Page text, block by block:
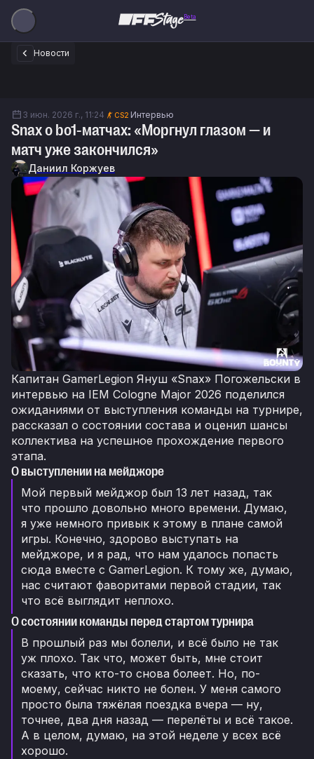
Beta
Новости
3 июн. 2026 г., 11:24 CS2 Интервью
Snax о bo1-матчах: «Моргнул глазом — и
матч уже закончился»
Даниил Коржуев
Капитан GamerLegion Януш «Snax» Погожельски в
интервью на IEM Cologne Major 2026 поделился
ожиданиями от выступления команды на турнире,
рассказал о состоянии состава и оценил шансы
коллектива на успешное прохождение первого
этапа.
О выступлении на мейджоре
Мой первый мейджор был 13 лет назад, так
что прошло довольно много времени. Думаю,
я уже немного привык к этому в плане самой
игры. Конечно, здорово выступать на
мейджоре, и я рад, что нам удалось попасть
сюда вместе с GamerLegion. К тому же, думаю,
нас считают фаворитами первой стадии, так
что всё выглядит неплохо.
О состоянии команды перед стартом турнира
В прошлый раз мы болели, и всё было не так
уж плохо. Так что, может быть, мне стоит
сказать, что кто-то снова болеет. Но, по-
моему, сейчас никто не болен. У меня самого
просто была тяжёлая поездка вчера — ну,
точнее, два дня назад — перелёты и всё такое.
А в целом, думаю, на этой неделе у всех всё
хорошо.